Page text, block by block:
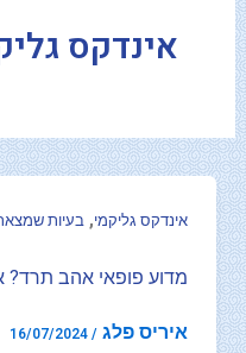
f
אינדקס
אינדקס גליקמי, בעיות
מדוע פופאי אהב תרד?
איריס פלג /
16/07/2024